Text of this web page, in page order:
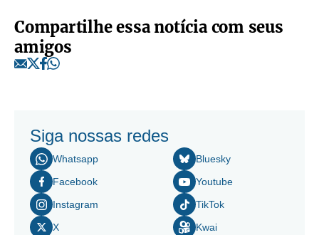
Compartilhe essa notícia com seus
amigos
Siga nossas redes
Whatsapp
Facebook
Instagram
X
Bluesky
Youtube
TikTok
Kwai